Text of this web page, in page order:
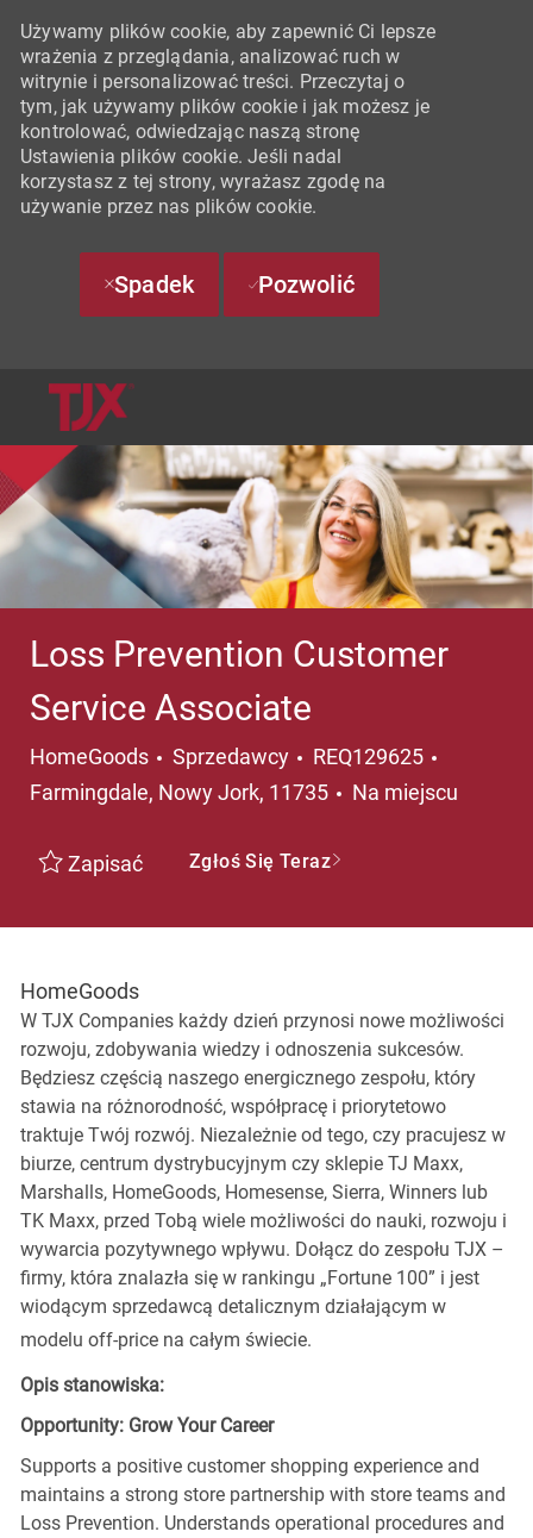
Używamy plików cookie, aby zapewnić Ci lepsze
wrażenia z przeglądania, analizować ruch w
witrynie i personalizować treści. Przeczytaj o
tym, jak używamy plików cookie i jak możesz je
kontrolować, odwiedzając naszą stronę
Ustawienia plików cookie. Jeśli nadal
korzystasz z tej strony, wyrażasz zgodę na
używanie przez nas plików cookie.
Spadek Pozwolić
Loss Prevention Customer
Service Associate
HomeGoods Kategoria
Sprzedawcy REQ129625
Farmingdale, Nowy Jork, 11735
Na miejscu
Zapisać Zgłoś Się Teraz
HomeGoods
W TJX Companies każdy dzień przynosi nowe możliwości
rozwoju, zdobywania wiedzy i odnoszenia sukcesów.
Będziesz częścią naszego energicznego zespołu, który
stawia na różnorodność, współpracę i priorytetowo
traktuje Twój rozwój. Niezależnie od tego, czy pracujesz w
biurze, centrum dystrybucyjnym czy sklepie TJ Maxx,
Marshalls, HomeGoods, Homesense, Sierra, Winners lub
TK Maxx, przed Tobą wiele możliwości do nauki, rozwoju i
wywarcia pozytywnego wpływu. Dołącz do zespołu TJX –
firmy, która znalazła się w rankingu „Fortune 100” i jest
wiodącym sprzedawcą detalicznym działającym w
modelu off-price na całym świecie.
Opis stanowiska:
Opportunity: Grow Your Career
Supports a positive customer shopping experience and
maintains a strong store partnership with store teams and
Loss Prevention. Understands operational procedures and